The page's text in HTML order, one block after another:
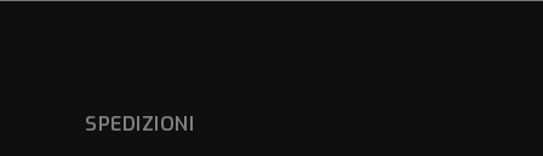
SPEDIZIONI